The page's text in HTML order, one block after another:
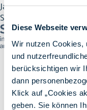
Diese Webseite
Wir nutzen Cookies,
und
berücksichtigen wir
dann
Klick auf „Cookies
geben. Sie können
Jahre einer strengen
Supportfähigkeiten
SAP® Certified
in SAP S/4HANA
with SAP.